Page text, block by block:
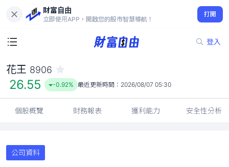
財富自由
立即使用APP，開啟您的股市智慧導航！
打開
登入
26.55
-0.92%
花王 8906
26.55 -0.92% 最近更新時間： 2026/08/07 05:30
個股概覽 財務報表 獲利能力 安全性分析
公司資料